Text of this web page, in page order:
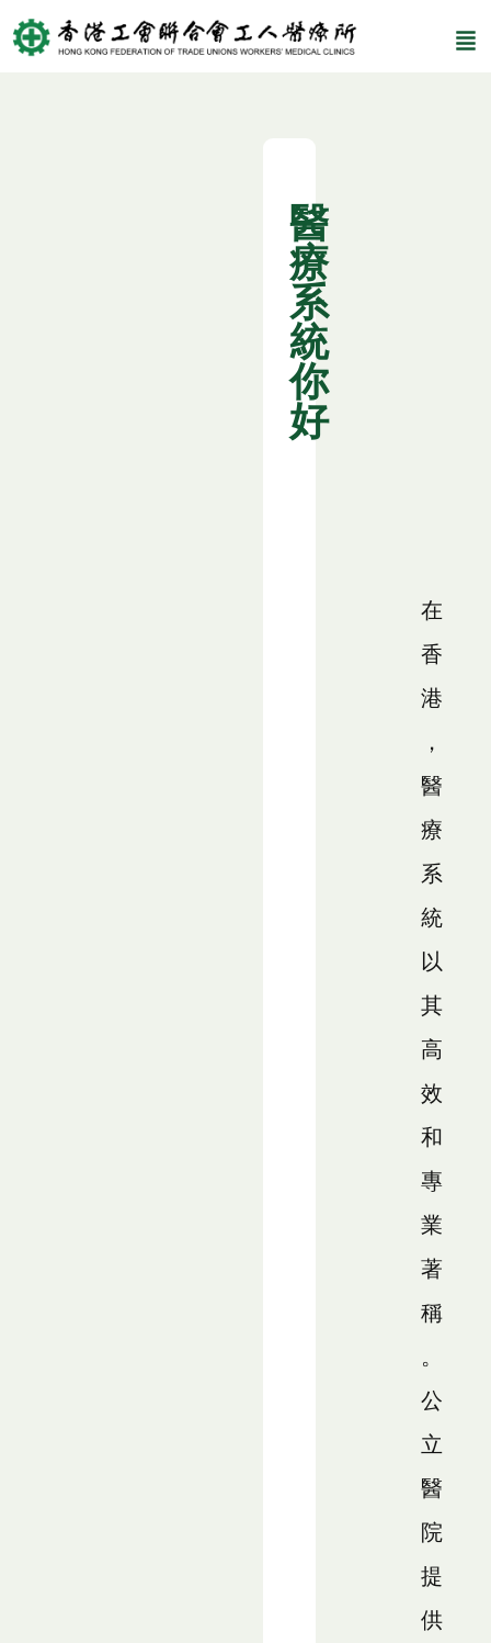
醫
療
系
統
你
好
在
香
港
，
醫
療
系
統
以
其
高
效
和
專
業
著
稱
。
公
立
醫
院
提
供